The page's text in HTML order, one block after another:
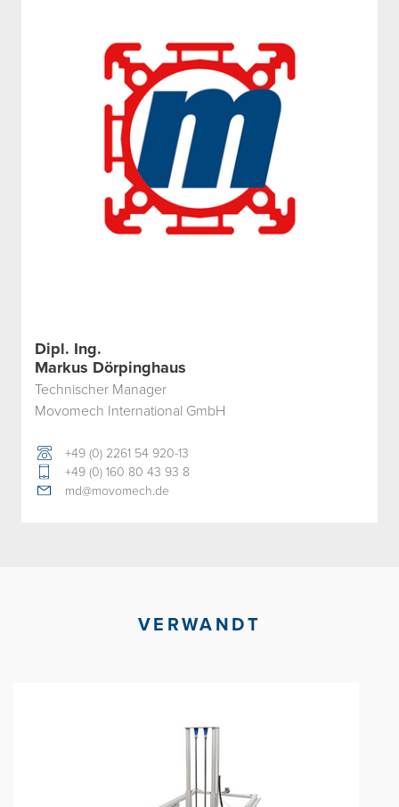
Dipl. Ing.
Markus Dörpinghaus
Technischer Manager
Movomech International GmbH
+49 (0) 2261 54 920-13
+49 (0) 160 80 43 93 8
md@movomech.de
VERWANDT